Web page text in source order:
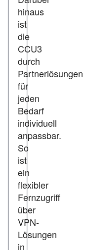
hinaus
ist
die
CCU3
durch
Partnerlösungen
für
jeden
Bedarf
individuell
anpassbar.
So
ist
ein
flexibler
Fernzugriff
über
VPN-
Lösungen
in